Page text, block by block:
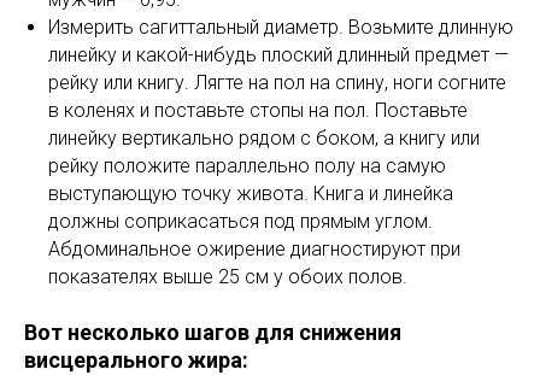
Измерить сагиттальный диаметр. Возьмите длинную
линейку и какой-нибудь плоский длинный предмет —
рейку или книгу. Лягте на пол на спину, ноги согните
в коленях и поставьте стопы на пол. Поставьте
линейку вертикально рядом с боком, а книгу или
рейку положите параллельно полу на самую
выступающую точку живота. Книга и линейка
должны соприкасаться под прямым углом.
Абдоминальное ожирение диагностируют при
показателях выше 25 см у обоих полов.
Вот несколько шагов для снижения
висцерального жира: